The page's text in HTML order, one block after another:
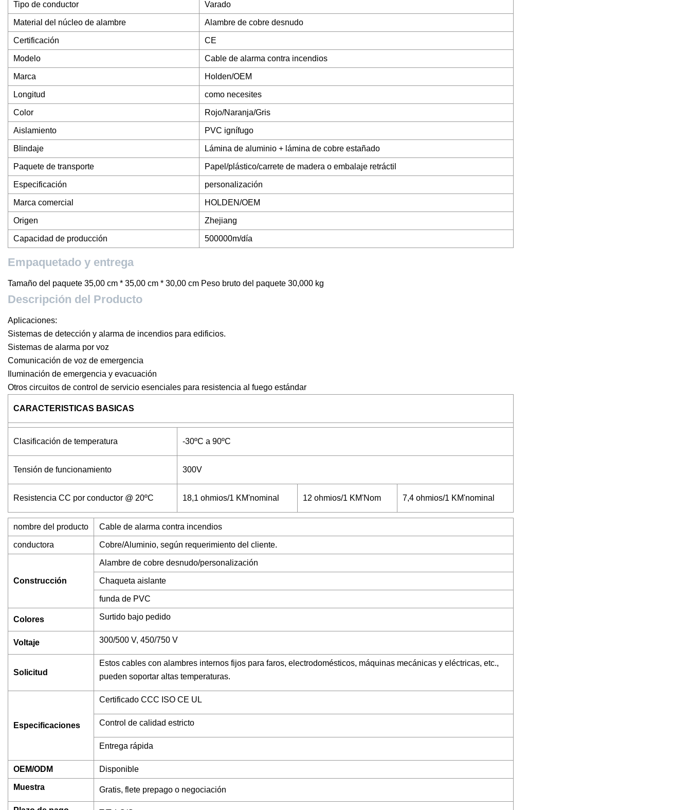
Tipo de conductor Varado
Material del núcleo de alambre Alambre de cobre desnudo
Certificación CE
Modelo Cable de alarma contra incendios
Marca Holden/OEM
Longitud como necesites
Color Rojo/Naranja/Gris
Aislamiento PVC ignífugo
Blindaje Lámina de aluminio + lámina de cobre estañado
Paquete de transporte Papel/plástico/carrete de madera o embalaje retráctil
Especificación personalización
Marca comercial HOLDEN/OEM
Origen Zhejiang
Capacidad de producción 500000m/día
Empaquetado y entrega
Tamaño del paquete 35,00 cm * 35,00 cm * 30,00 cm Peso bruto del paquete 30,000 kg
Descripción del Producto
Aplicaciones:
Sistemas de detección y alarma de incendios para edificios.
Sistemas de alarma por voz
Comunicación de voz de emergencia
Iluminación de emergencia y evacuación
Otros circuitos de control de servicio esenciales para resistencia al fuego estándar
CARACTERISTICAS BASICAS
Clasificación de temperatura -30ºC a 90ºC
Tensión de funcionamiento 300V
Resistencia CC por conductor @ 20ºC 18,1 ohmios/1 KM'nominal 12 ohmios/1 KM'Nom 7,4 ohmios/1 KM'nominal
nombre del producto Cable de alarma contra incendios
conductora Cobre/Aluminio, según requerimiento del cliente.
Construcción
Alambre de cobre desnudo/personalización
Chaqueta aislante
funda de PVC
Colores Surtido bajo pedido
Voltaje 300/500 V, 450/750 V
Solicitud
Estos cables con alambres internos fijos para faros, electrodomésticos, máquinas mecánicas y eléctricas, etc.,
pueden soportar altas temperaturas.
Especificaciones
Certificado CCC ISO CE UL
Control de calidad estricto
Entrega rápida
OEM/ODM Disponible
Muestra Gratis, flete prepago o negociación